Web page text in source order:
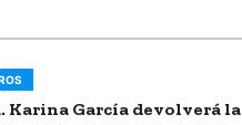
Karina García devolverá la